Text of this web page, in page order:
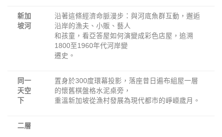
新加
坡河
沿著這條經濟命脈漫步：與河底魚群互動，邂逅
沿岸的漁夫、小販、藝人
和孩童，看亞答屋如何演變成彩色店屋，追溯
1800至1960年代河岸變
遷史。
同一
天空
下
置身於300度環幕投影，落座昔日遍布組屋一層
的懷舊棋盤格水泥桌旁，
重溫新加坡從漁村發展為現代都市的崢嶸歲月。
二層